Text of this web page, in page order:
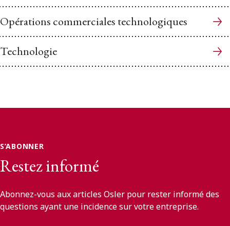
Opérations commerciales technologiques
Technologie
S’ABONNER
Restez informé
Abonnez-vous aux articles Osler pour rester informé des
questions ayant une incidence sur votre entreprise.